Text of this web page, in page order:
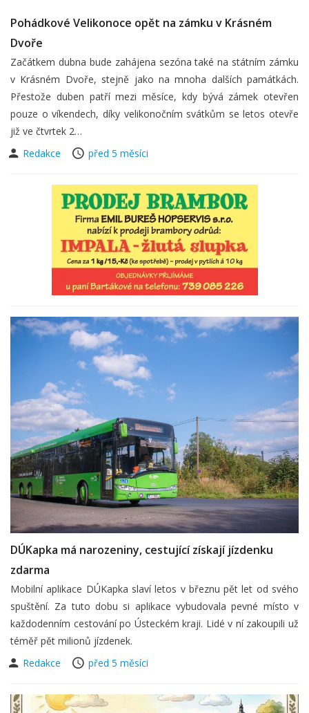
Pohádkové Velikonoce opět na zámku v Krásném
Dvoře
Začátkem dubna bude zahájena sezóna také na státním zámku
v Krásném Dvoře, stejně jako na mnoha dalších památkách.
Přestože duben patří mezi měsíce, kdy bývá zámek otevřen
pouze o víkendech, díky velikonočním svátkům se letos otevře
již ve čtvrtek 2…
Redakce
před 5 měsíci
DÚKapka má narozeniny, cestující získají jízdenku
zdarma
Mobilní aplikace DÚKapka slaví letos v březnu pět let od svého
spuštění. Za tuto dobu si aplikace vybudovala pevné místo v
každodenním cestování po Ústeckém kraji. Lidé v ní zakoupili už
téměř pět milionů jízdenek.
Redakce
před 5 měsíci